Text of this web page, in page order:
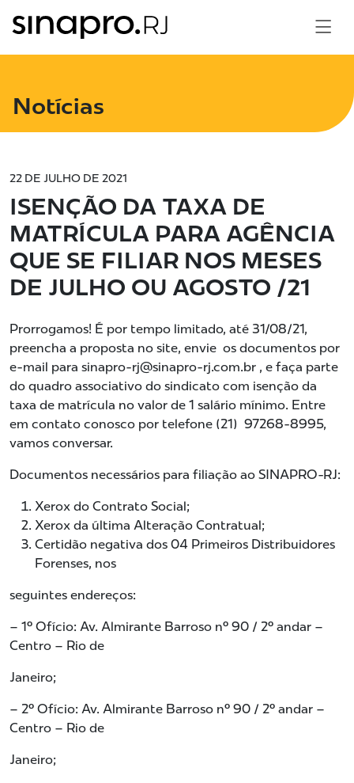
Notícias
22 DE JULHO DE 2021
ISENÇÃO DA TAXA DE
MATRÍCULA PARA AGÊNCIA
QUE SE FILIAR NOS MESES
DE JULHO OU AGOSTO /21
Prorrogamos! É por tempo limitado, até 31/08/21,
preencha a proposta no site, envie os documentos por
e-mail para sinapro-rj@sinapro-rj.com.br , e faça parte
do quadro associativo do sindicato com isenção da
taxa de matrícula no valor de 1 salário mínimo. Entre
em contato conosco por telefone (21) 97268-8995,
vamos conversar.
Documentos necessários para filiação ao SINAPRO-RJ:
Xerox do Contrato Social;
Xerox da última Alteração Contratual;
Certidão negativa dos 04 Primeiros Distribuidores
Forenses, nos
seguintes endereços:
– 1º Ofício: Av. Almirante Barroso nº 90 / 2º andar –
Centro – Rio de
Janeiro;
– 2º Ofício: Av. Almirante Barroso nº 90 / 2º andar –
Centro – Rio de
Janeiro;